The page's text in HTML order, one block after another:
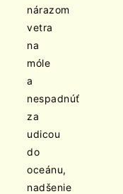
nárazom
vetra
na
móle
a
nespadnúť
za
udicou
do
oceánu,
nadšenie